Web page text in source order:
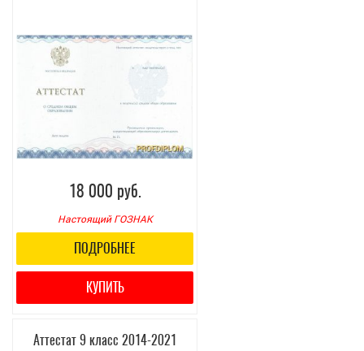
18 000 руб.
Настоящий ГОЗНАК
ПОДРОБНЕЕ
КУПИТЬ
Аттестат 9 класс 2014-2021